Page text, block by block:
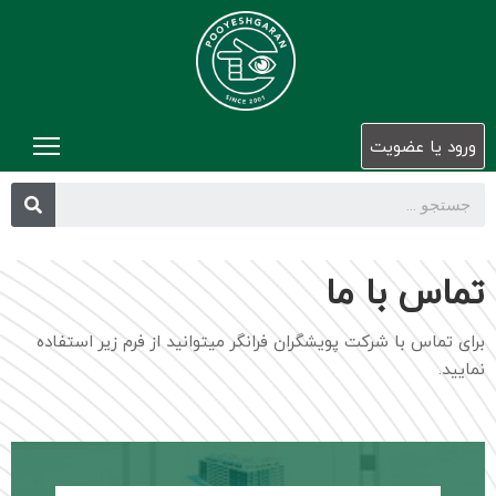
ورود یا عضویت
ما
و
ها
تماس با ما
برای تماس با شرکت پویشگران فرانگر میتوانید از فرم زیر استفاده
نمایید.